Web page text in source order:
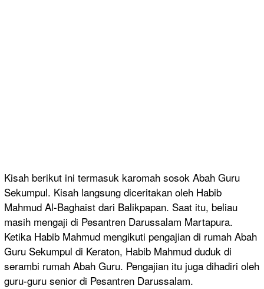
Kisah berikut ini termasuk karomah sosok Abah Guru
Sekumpul. Kisah langsung diceritakan oleh Habib
Mahmud Al-Baghaist dari Balikpapan. Saat itu, beliau
masih mengaji di Pesantren Darussalam Martapura.
Ketika Habib Mahmud mengikuti pengajian di rumah Abah
Guru Sekumpul di Keraton, Habib Mahmud duduk di
serambi rumah Abah Guru. Pengajian itu juga dihadiri oleh
guru-guru senior di Pesantren Darussalam.